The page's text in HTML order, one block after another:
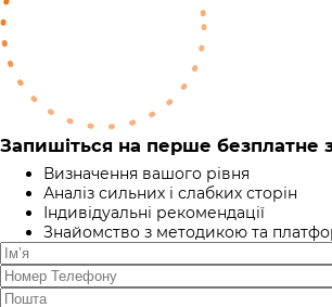
Запишіться на перше безплатне
Визначення вашого рівня
Аналіз сильних і слабких сторін
Індивідуальні рекомендації
Знайомство з методикою та